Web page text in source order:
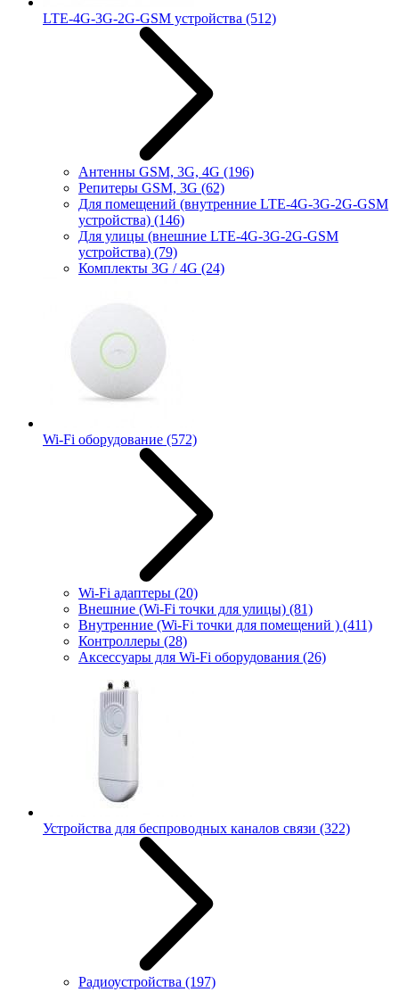
LTE-4G-3G-2G-GSM устройства (512)
Антенны GSM, 3G, 4G (196)
Репитеры GSM, 3G (62)
Для помещений (внутренние LTE-4G-3G-2G-GSM
устройства) (146)
Для улицы (внешние LTE-4G-3G-2G-GSM
устройства) (79)
Комплекты 3G / 4G (24)
Wi-Fi оборудование (572)
Wi-Fi адаптеры (20)
Внешние (Wi-Fi точки для улицы) (81)
Внутренние (Wi-Fi точки для помещений ) (411)
Контроллеры (28)
Аксессуары для Wi-Fi оборудования (26)
Устройства для беспроводных каналов связи (322)
Радиоустройства (197)